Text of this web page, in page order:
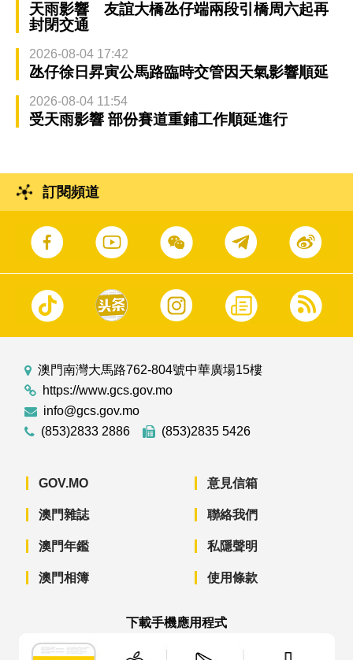
天雨影響 友誼大橋氹仔端兩段引橋周六起再
封閉交通
2026-08-04 17:42
氹仔徐日昇寅公馬路臨時交管因天氣影響順延
2026-08-04 11:54
受天雨影響 部份賽道重鋪工作順延進行
訂閱頻道
澳門南灣大馬路762-804號中華廣場15樓
https://www.gcs.gov.mo
info@gcs.gov.mo
(853)2833 2886
(853)2835 5426
GOV.MO
澳門雜誌
澳門年鑑
澳門相簿
意見信箱
聯絡我們
私隱聲明
使用條款
下載手機應用程式